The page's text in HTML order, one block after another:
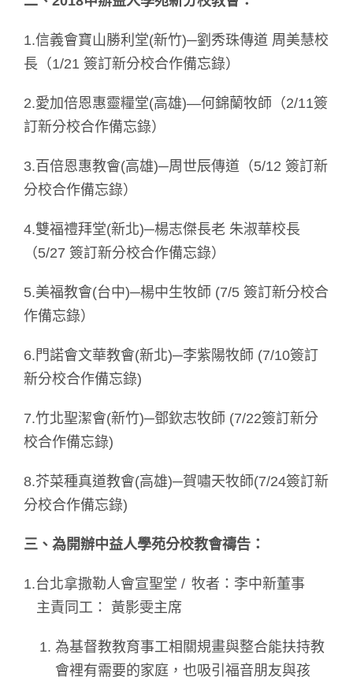
1.信義會寶山勝利堂(新竹)─劉秀珠傳道 周美慧校
長（1/21 簽訂新分校合作備忘錄）
2.愛加倍恩惠靈糧堂(高雄)—何錦蘭牧師（2/11簽
訂新分校合作備忘錄）
3.百倍恩惠教會(高雄)─周世辰傳道（5/12 簽訂新
分校合作備忘錄）
4.雙福禮拜堂(新北)─楊志傑長老 朱淑華校長
（5/27 簽訂新分校合作備忘錄）
5.美福教會(台中)─楊中生牧師 (7/5 簽訂新分校合
作備忘錄）
6.門諾會文華教會(新北)─李紫陽牧師 (7/10簽訂
新分校合作備忘錄)
7.竹北聖潔會(新竹)─鄧欽志牧師 (7/22簽訂新分
校合作備忘錄)
8.芥菜種真道教會(高雄)─賀嘯天牧師(7/24簽訂新
分校合作備忘錄)
三、為開辦中益人學苑分校教會禱告：
1.台北拿撒勒人會宣聖堂 / 牧者：李中新董事
主責同工： 黃影雯主席
為基督教教育事工相關規畫與整合能扶持教
會裡有需要的家庭，也吸引福音朋友與孩